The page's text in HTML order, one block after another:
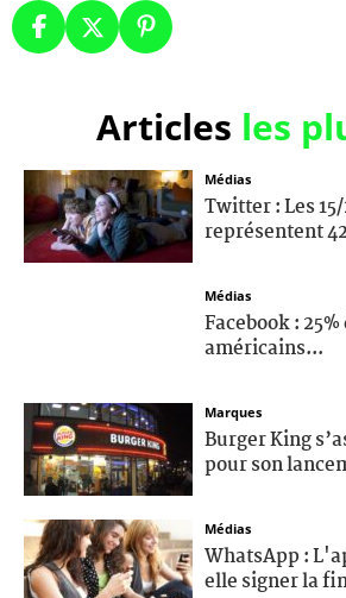
Articles les
Médias
Twitter : Les
représentent
Médias
Facebook :
américains...
Marques
Burger King
pour son
Médias
WhatsApp :
elle signer la